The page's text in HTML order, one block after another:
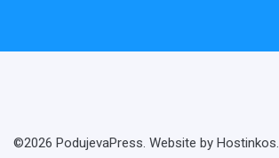
©2026 PodujevaPress. Website by Hostinkos.